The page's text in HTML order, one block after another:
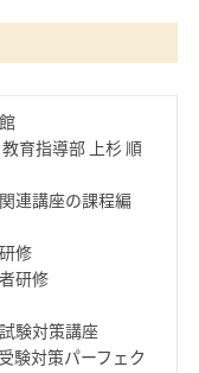
育指導部 上杉 順
連講座の課程編
修
研修
験対策講座
験対策パーフェク